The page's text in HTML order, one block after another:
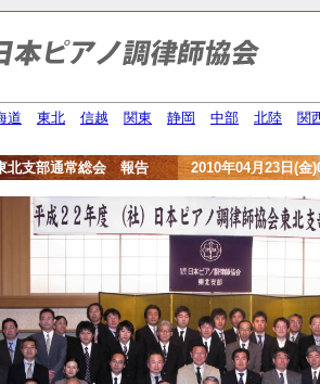
道 東北 信越 関東 静岡 中部 北陸 関
北支部通常総会 報告 2010年04月23日(金